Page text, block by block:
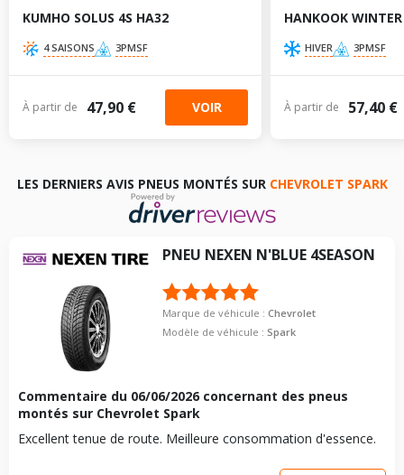
KUMHO SOLUS 4S HA32
4 SAISONS 3PMSF
À partir de 47,90 € VOIR
HANKOOK
HIVER 3PMSF
À partir de 57,40 €
LES DERNIERS AVIS PNEUS MONTÉS SUR CHEVROLET SPARK
PNEU NEXEN N'BLUE 4SEASON
Marque de véhicule : Chevrolet
Modèle de véhicule : Spark
Commentaire du 06/06/2026 concernant des pneus
montés sur Chevrolet Spark
Excellent tenue de route. Meilleure consommation d'essence.